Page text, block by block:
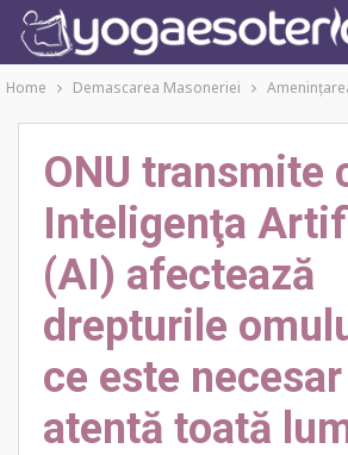
Home Demascarea Masoneriei
ONU transmite
Inteligenţa
(AI) afectează
drepturile
ce este
atentă toată